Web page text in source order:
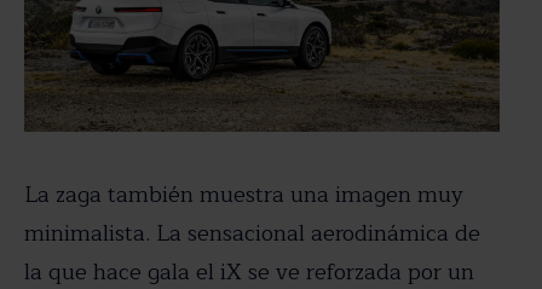
La zaga también muestra una imagen muy
minimalista. La sensacional aerodinámica de
la que hace gala el iX se ve reforzada por un